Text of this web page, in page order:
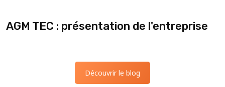
AGM TEC : présentation de l'entreprise
Découvrir le blog